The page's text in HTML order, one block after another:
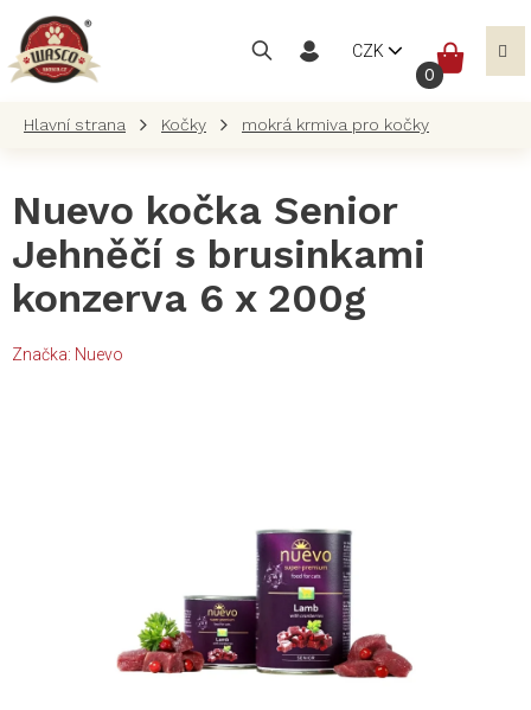
obsah
CZK
Kočky mokrá krmiva pro kočky
Nuevo kočka Senior
Jehněčí s brusinkami
konzerva 6 x 200g
Značka: Nuevo